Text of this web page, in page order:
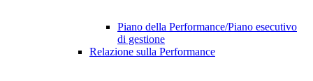
Piano della Performance/Piano esecutivo
di gestione
Relazione sulla Performance